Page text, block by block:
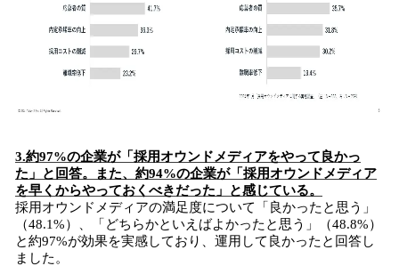
3.約97%の企業が「採用オウンドメディアをやって良かっ
た」と回答。また、約94%の企業が「採用オウンドメディア
を早くからやっておくべきだった」と感じている。
採用オウンドメディアの満足度について「良かったと思う」
（48.1%）、「どちらかといえばよかったと思う」（48.8%）
と約97%が効果を実感しており、運用して良かったと回答し
ました。